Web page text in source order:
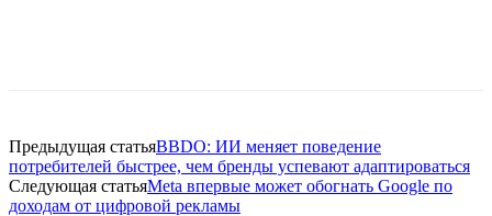
Предыдущая статьяBBDO: ИИ меняет поведение
потребителей быстрее, чем бренды успевают адаптироваться
Следующая статьяMeta впервые может обогнать Google по
доходам от цифровой рекламы